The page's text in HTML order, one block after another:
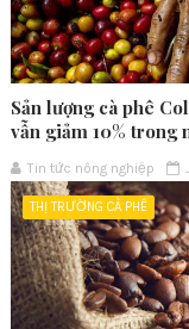
Sản lượng cà phê
vẫn giảm 10% trong
Tin tức nông nghiệp
THỊ TRƯỜNG CÀ PHÊ